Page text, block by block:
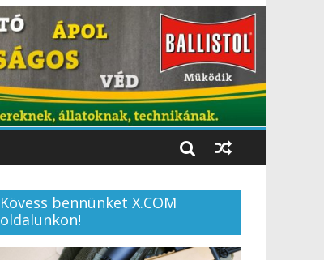
Kövess bennünket X.COM
oldalunkon!